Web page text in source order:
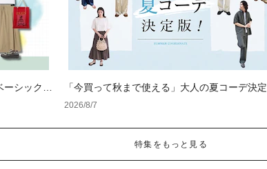
シックコ
「今買って秋まで使える」大人の夏コーデ決定
版！男女別正解スタイルとNGな着こなし
2026/8/7
特集をもっと見る